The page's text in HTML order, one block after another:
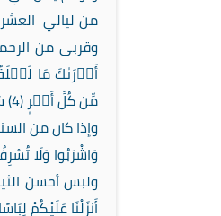
من ليالي
وقربى من
أَدۡرَىٰكَ مَا لَيۡلَةُ ٱلۡقَدۡرِ
مِّن كُلِّ أَمۡر (4) سَلَٰمٌ هِيَ حَتَّىٰ مَطۡلَعِ ٱلۡفَجۡرِ (5)}.
وإذا كان من
ولبس أحسن
أَنزَلْنَا عَلَيْكُمْ